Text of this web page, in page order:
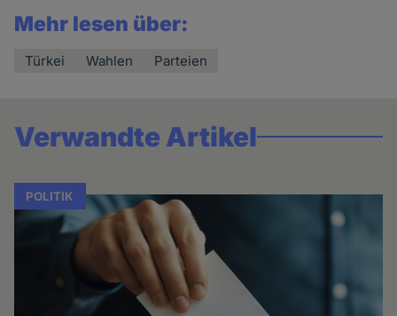
Mehr lesen über:
Türkei Wahlen Parteien
Verwandte Artikel
POLITIK